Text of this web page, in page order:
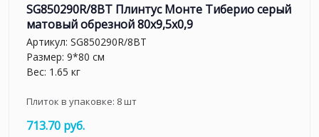
SG850290R/8BT Плинтус Монте Тиберио серый
матовый обрезной 80x9,5x0,9
Артикул: SG850290R/8BT
Размер: 9*80 см
Вес: 1.65 кг
Плиток в упаковке: 8шт
713.70 руб.